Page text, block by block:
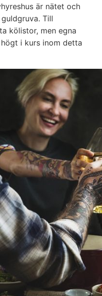
är nätet och
Till
kölistor, men egna
i kurs inom detta